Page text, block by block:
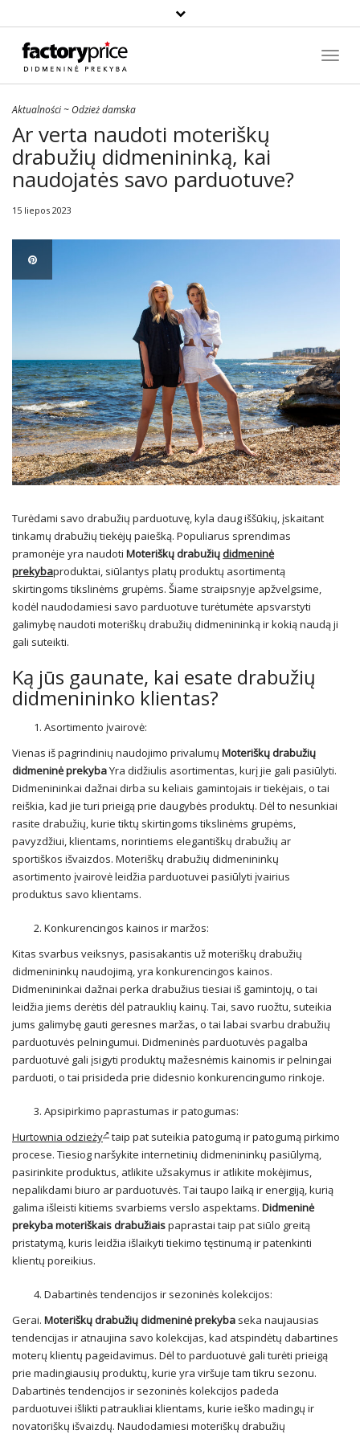
Paieška
Aktualności~ Odzież damska
Ar verta naudoti moteriškų
drabužių didmenininką, kai
naudojatės savo parduotuve?
15 liepos 2023
Turėdami savo drabužių parduotuvę, kyla daug iššūkių, įskaitant
tinkamų drabužių tiekėjų paiešką. Populiarus sprendimas
pramonėje yra naudoti Moteriškų drabužių didmeninė
prekybaproduktai, siūlantys platų produktų asortimentą
skirtingoms tikslinėms grupėms. Šiame straipsnyje apžvelgsime,
kodėl naudodamiesi savo parduotuve turėtumėte apsvarstyti
galimybę naudoti moteriškų drabužių didmenininką ir kokią naudą ji
gali suteikti.
Ką jūs gaunate, kai esate drabužių
didmenininko klientas?
Asortimento įvairovė:
Vienas iš pagrindinių naudojimo privalumų Moteriškų drabužių
didmeninė prekybaYra didžiulis asortimentas, kurį jie gali pasiūlyti.
Didmenininkai dažnai dirba su keliais gamintojais ir tiekėjais, o tai
reiškia, kad jie turi prieigą prie daugybės produktų. Dėl to nesunkiai
rasite drabužių, kurie tiktų skirtingoms tikslinėms grupėms,
pavyzdžiui, klientams, norintiems elegantiškų drabužių ar
sportiškos išvaizdos. Moteriškų drabužių didmenininkų
asortimento įvairovė leidžia parduotuvei pasiūlyti įvairius
produktus savo klientams.
Konkurencingos kainos ir maržos:
Kitas svarbus veiksnys, pasisakantis už moteriškų drabužių
didmenininkų naudojimą, yra konkurencingos kainos.
Didmenininkai dažnai perka drabužius tiesiai iš gamintojų, o tai
leidžia jiems derėtis dėl patrauklių kainų. Tai, savo ruožtu, suteikia
jums galimybę gauti geresnes maržas, o tai labai svarbu drabužių
parduotuvės pelningumui. Didmeninės parduotuvės pagalba
parduotuvė gali įsigyti produktų mažesnėmis kainomis ir pelningai
parduoti, o tai prisideda prie didesnio konkurencingumo rinkoje.
Apsipirkimo paprastumas ir patogumas:
Hurtownia odzieży
taip pat suteikia patogumą ir patogumą pirkimo
procese. Tiesiog naršykite internetinių didmenininkų pasiūlymą,
pasirinkite produktus, atlikite užsakymus ir atlikite mokėjimus,
nepalikdami biuro ar parduotuvės. Tai taupo laiką ir energiją, kurią
galima išleisti kitiems svarbiems verslo aspektams. Didmeninė
prekyba moteriškais drabužiaispaprastai taip pat siūlo greitą
pristatymą, kuris leidžia išlaikyti tiekimo tęstinumą ir patenkinti
klientų poreikius.
Dabartinės tendencijos ir sezoninės kolekcijos:
Gerai. Moteriškų drabužių didmeninė prekyba seka naujausias
tendencijas ir atnaujina savo kolekcijas, kad atspindėtų dabartines
moterų klientų pageidavimus. Dėl to parduotuvė gali turėti prieigą
prie madingiausių produktų, kurie yra viršuje tam tikru sezonu.
Dabartinės tendencijos ir sezoninės kolekcijos padeda
parduotuvei išlikti patraukliai klientams, kurie ieško madingų ir
novatoriškų išvaizdų. Naudodamiesi moteriškų drabužių